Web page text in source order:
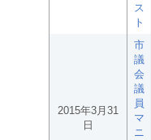
ス
ト
2015年3月31
日
市
議
会
議
員
マ
ニ